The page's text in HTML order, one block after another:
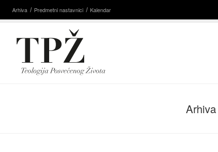
Arhiva Predmetni nastavnici Kalendar